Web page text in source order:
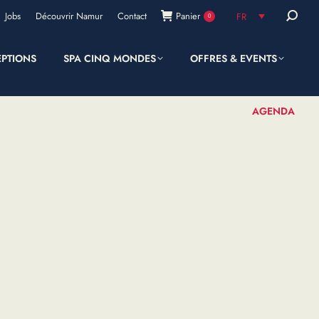
Jobs Découvrir Namur Contact Panier 0 FR
SPA CINQ MONDES OFFRES & EVENTS
AGENDA